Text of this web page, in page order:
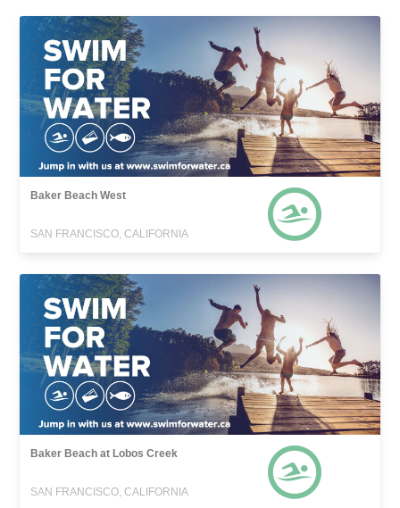
Baker Beach West
SAN FRANCISCO, CALIFORNIA
Baker Beach at Lobos Creek
SAN FRANCISCO, CALIFORNIA